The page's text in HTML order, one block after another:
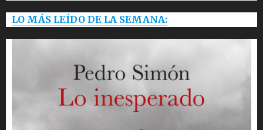
LO MÁS LEÍDO DE LA SEMANA: